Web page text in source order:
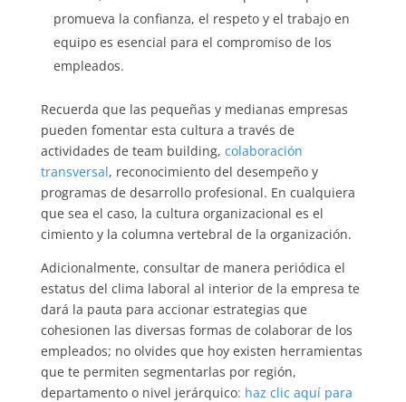
promueva la confianza, el respeto y el trabajo en
equipo es esencial para el compromiso de los
empleados.
Recuerda que las pequeñas y medianas empresas
pueden fomentar esta cultura a través de
actividades de team building, colaboración
transversal, reconocimiento del desempeño y
programas de desarrollo profesional. En cualquiera
que sea el caso, la cultura organizacional es el
cimiento y la columna vertebral de la organización.
Adicionalmente, consultar de manera periódica el
estatus del clima laboral al interior de la empresa te
dará la pauta para accionar estrategias que
cohesionen las diversas formas de colaborar de los
empleados; no olvides que hoy existen herramientas
que te permiten segmentarlas por región,
departamento o nivel jerárquico: haz clic aquí para